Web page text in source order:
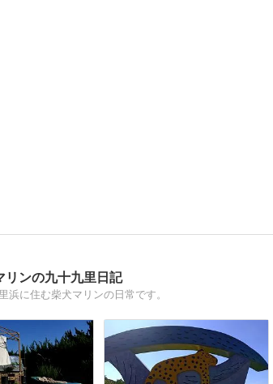
リンの九十九里日記
浜に住む柴犬マリンの日常です。